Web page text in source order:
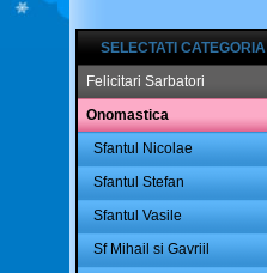
SELECTATI CATEGORIA
Felicitari Sarbatori
Onomastica
Sfantul Nicolae
Sfantul Stefan
Sfantul Vasile
Sf Mihail si Gavriil